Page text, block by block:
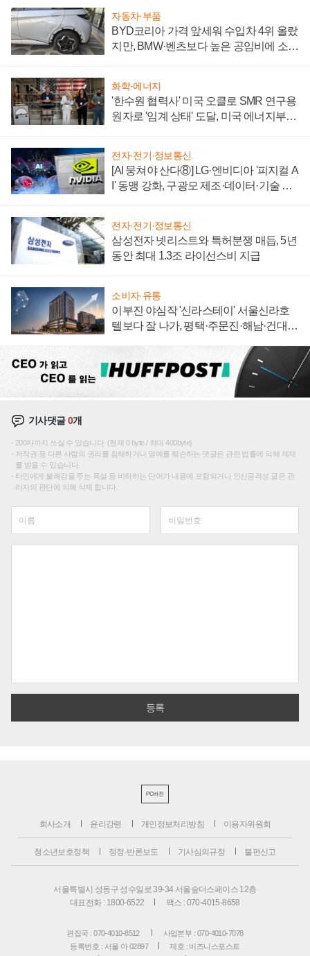
자동차·부품
BYD코리아 가격 앞세워 수입차 4위 올랐
지만, BMW·벤츠보다 높은 공임비에 소비
화학·에너지
'한수원 협력사' 미국 오클로 SMR 연구용
원자로 '임계 상태' 도달, 미국 에너지부
전자·전기·정보통신
[AI 뭉쳐야 산다⑧] LG·엔비디아 '피지컬 A
I' 동맹 강화, 구광모 제조·데이터·기술 결
전자·전기·정보통신
삼성전자 넷리스트와 특허분쟁 매듭, 5년
동안 최대 1.3조 라이선스비 지급
소비자·유통
이부진 야심작 '신라스테이' 서울신라호
텔보다 잘 나가, 평택·주문진·해남·건대로
기사댓글0개
200자까지 쓰실 수 있습니다. (현재 0 byte / 최대 400byte)
저작권 등 다른 사람의 권리를 침해하거나 명예를 훼손하는 댓글은 관련 법률에 의해 제재
를 받을 수 있습니다.
타인에게 불쾌감을 주는 욕설 등 비하하는 단어가 내용에 포함되거나 인신공격성 글은 관
리자의 판단에 의해 삭제 합니다.
PC버전
회사소개 윤리강령 개인정보처리방침 이용자위원회
청소년보호정책 정정·반론보도 기사심의규정 불편신고
서울특별시 성동구 성수일로 39-34 서울숲더스페이스 12층
대표전화 : 1800-6522
팩스 : 070-4015-8658
편집국 : 070-4010-8512
사업본부 : 070-4010-7078
등록번호 : 서울 아 02897
제호 : 비즈니스포스트